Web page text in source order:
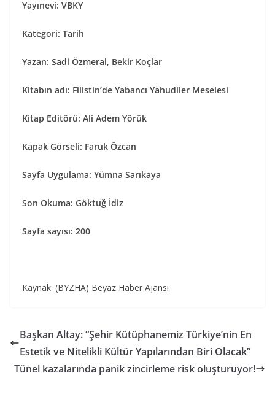
Yayınevi: VBKY
Kategori: Tarih
Yazan: Sadi Özmeral, Bekir Koçlar
Kitabın adı: Filistin’de Yabancı Yahudiler Meselesi
Kitap Editörü: Ali Adem Yörük
Kapak Görseli: Faruk Özcan
Sayfa Uygulama: Yümna Sarıkaya
Son Okuma: Göktuğ İdiz
Sayfa sayısı: 200
Kaynak: (BYZHA) Beyaz Haber Ajansı
Başkan Altay: “Şehir Kütüphanemiz Türkiye’nin En
Estetik ve Nitelikli Kültür Yapılarından Biri Olacak”
Tünel kazalarında panik zincirleme risk oluşturuyor!